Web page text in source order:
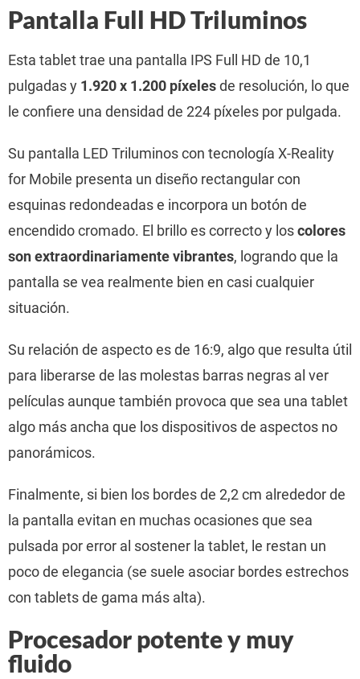
Pantalla Full HD Triluminos
Esta tablet trae una pantalla IPS Full HD de 10,1
pulgadas y 1.920 x 1.200 píxelesde resolución, lo que
le confiere una densidad de 224 píxeles por pulgada.
Su pantalla LED Triluminos con tecnología X-Reality
for Mobile presenta un diseño rectangular con
esquinas redondeadas e incorpora un botón de
encendido cromado. El brillo es correcto y loscolores
son extraordinariamente vibrantes, logrando que la
pantalla se vea realmente bien en casi cualquier
situación.
Su relación de aspecto es de 16:9, algo que resulta útil
para liberarse de las molestas barras negras al ver
películas aunque también provoca que sea una tablet
algo más ancha que los dispositivos de aspectos no
panorámicos.
Finalmente, si bien los bordes de 2,2 cm alrededor de
la pantalla evitan en muchas ocasiones que sea
pulsada por error al sostener la tablet, le restan un
poco de elegancia (se suele asociar bordes estrechos
con tablets de gama más alta).
Procesador potente y muy
fluido